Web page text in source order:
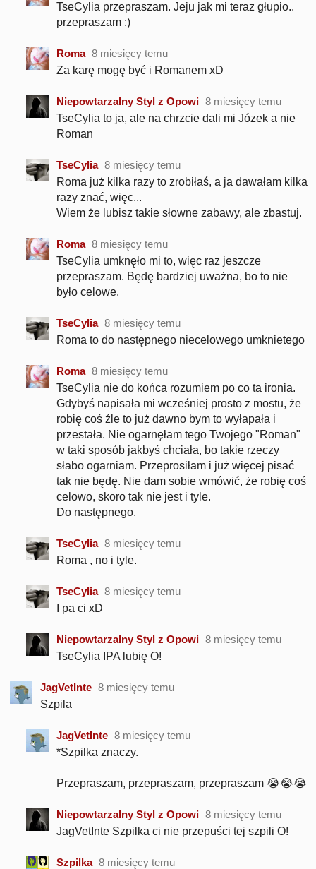
TseCylia przepraszam. Jeju jak mi teraz głupio..
przepraszam :)
Roma 8 miesięcy temu
Za karę mogę być i Romanem xD
Niepowtarzalny Styl z Opowi 8 miesięcy temu
TseCylia to ja, ale na chrzcie dali mi Józek a nie
Roman
TseCylia 8 miesięcy temu
Roma już kilka razy to zrobiłaś, a ja dawałam kilka
razy znać, więc...
Wiem że lubisz takie słowne zabawy, ale zbastuj.
Roma 8 miesięcy temu
TseCylia umknęło mi to, więc raz jeszcze
przepraszam. Będę bardziej uważna, bo to nie
było celowe.
TseCylia 8 miesięcy temu
Roma to do następnego niecelowego umknietego
Roma 8 miesięcy temu
TseCylia nie do końca rozumiem po co ta ironia.
Gdybyś napisała mi wcześniej prosto z mostu, że
robię coś źle to już dawno bym to wyłapała i
przestała. Nie ogarnęłam tego Twojego "Roman"
w taki sposób jakbyś chciała, bo takie rzeczy
słabo ogarniam. Przeprosiłam i już więcej pisać
tak nie będę. Nie dam sobie wmówić, że robię coś
celowo, skoro tak nie jest i tyle.
Do następnego.
TseCylia 8 miesięcy temu
Roma , no i tyle.
TseCylia 8 miesięcy temu
I pa ci xD
Niepowtarzalny Styl z Opowi 8 miesięcy temu
TseCylia IPA lubię O!
JagVetInte 8 miesięcy temu
Szpila
JagVetInte 8 miesięcy temu
*Szpilka znaczy.
Przepraszam, przepraszam, przepraszam 😭😭😭
Niepowtarzalny Styl z Opowi 8 miesięcy temu
JagVetInte Szpilka ci nie przepuści tej szpili O!
Szpilka 8 miesięcy temu